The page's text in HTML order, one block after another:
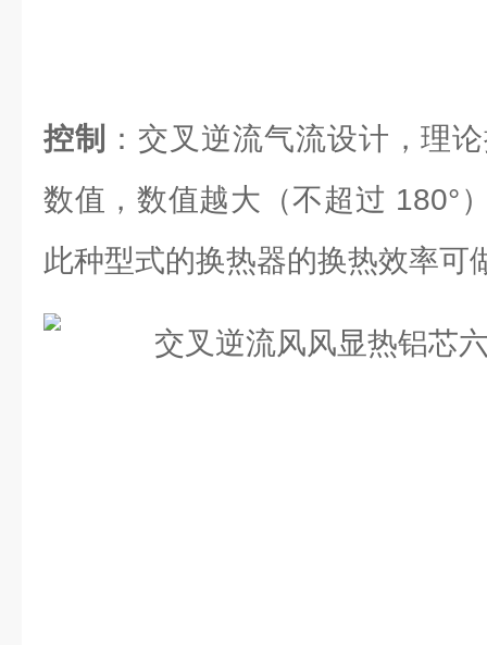
控制
：交叉逆流气流设计，理
数值，数值越大（不超过 180°
此种型式的换热器的换热效率可